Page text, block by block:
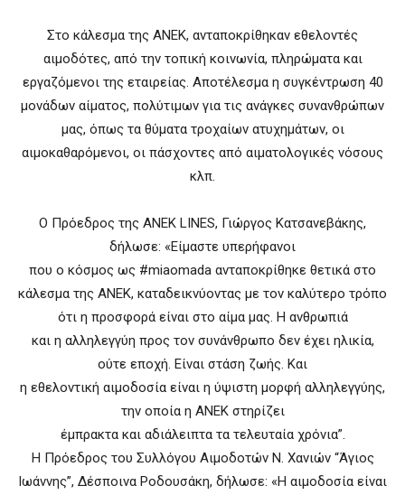
Στο κάλεσμα της ΑΝΕΚ, ανταποκρίθηκαν εθελοντές
αιμοδότες, από την τοπική κοινωνία, πληρώματα και
εργαζόμενοι της εταιρείας. Αποτέλεσμα η συγκέντρωση 40
μονάδων αίματος, πολύτιμων για τις ανάγκες συνανθρώπων
μας, όπως τα θύματα τροχαίων ατυχημάτων, οι
αιμοκαθαρόμενοι, οι πάσχοντες από αιματολογικές νόσους
κλπ.
Ο Πρόεδρος της ANEK LINES, Γιώργος Κατσανεβάκης,
δήλωσε: «Είμαστε υπερήφανοι
που ο κόσμος ως #miaomada ανταποκρίθηκε θετικά στο
κάλεσμα της ΑΝΕΚ, καταδεικνύοντας με τον καλύτερο τρόπο
ότι η προσφορά είναι στο αίμα μας. Η ανθρωπιά
και η αλληλεγγύη προς τον συνάνθρωπο δεν έχει ηλικία,
ούτε εποχή. Είναι στάση ζωής. Και
η εθελοντική αιμοδοσία είναι η ύψιστη μορφή αλληλεγγύης,
την οποία η ΑΝΕΚ στηρίζει
έμπρακτα και αδιάλειπτα τα τελευταία χρόνια”.
Η Πρόεδρος του Συλλόγου Αιμοδοτών Ν. Χανιών “Άγιος
Ιωάννης”, Δέσποινα Ροδουσάκη, δήλωσε: «Η αιμοδοσία είναι